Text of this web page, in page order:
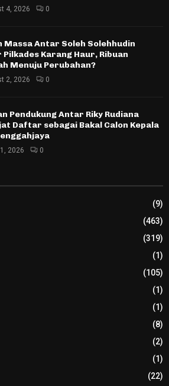
4, 2026 0
Massa Antar Soleh Solehhudin
Karang Haur, Ribuan
Menuju Perubahan?
2, 2026 0
Pendukung Antar Riky Rudiana
Daftar sebagai Bakal Calon Kepala
2026 0
(9)
(463)
(319)
(1)
(105)
(1)
(1)
(8)
(2)
(1)
(22)